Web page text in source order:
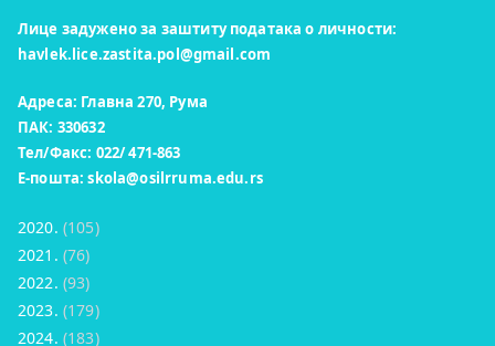
Лице задужено за заштиту података о личности:
havlek.lice.zastita.pol@gmail.com
Адреса: Главна 270, Рума
ПАК: 330632
Тел/Факс: 022/ 471-863
Е-пошта:skola@osilrruma.edu.rs
2020. (105)
2021. (76)
2022. (93)
2023. (179)
2024. (183)